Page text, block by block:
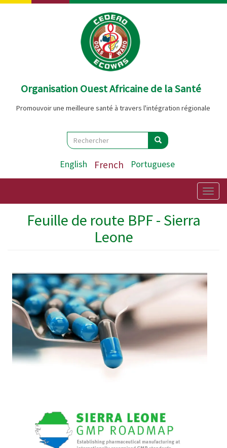
Aller
Organisation Ouest Africaine de la Santé
Promouvoir une meilleure santé à travers l'intégration régionale
Search
Rechercher Rechercher
English French Portuguese
Feuille de route BPF - Sierra
Leone